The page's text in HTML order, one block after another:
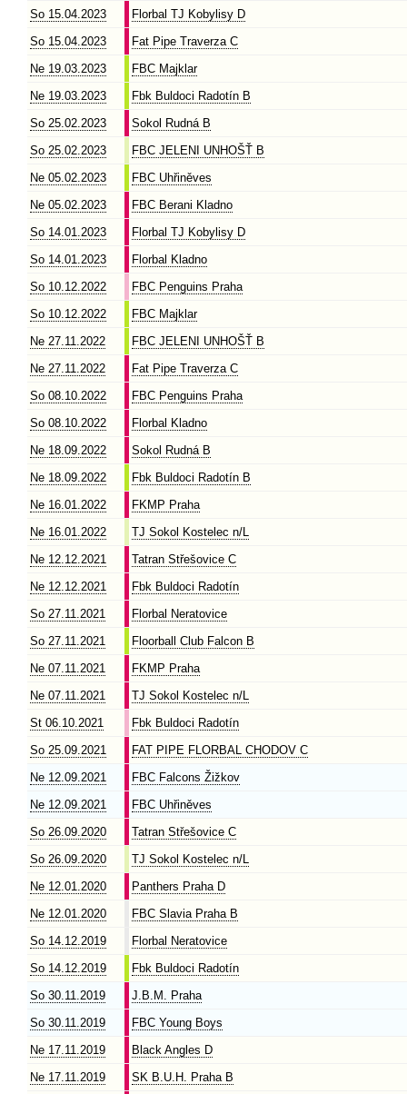
So 15.04.2023
Florbal TJ Kobylisy D
So 15.04.2023
Fat Pipe Traverza C
Ne 19.03.2023
FBC Majklar
Ne 19.03.2023
Fbk Buldoci Radotín B
So 25.02.2023
Sokol Rudná B
So 25.02.2023
FBC JELENI UNHOŠŤ B
Ne 05.02.2023
FBC Uhřiněves
Ne 05.02.2023
FBC Berani Kladno
So 14.01.2023
Florbal TJ Kobylisy D
So 14.01.2023
Florbal Kladno
So 10.12.2022
FBC Penguins Praha
So 10.12.2022
FBC Majklar
Ne 27.11.2022
FBC JELENI UNHOŠŤ B
Ne 27.11.2022
Fat Pipe Traverza C
So 08.10.2022
FBC Penguins Praha
So 08.10.2022
Florbal Kladno
Ne 18.09.2022
Sokol Rudná B
Ne 18.09.2022
Fbk Buldoci Radotín B
Ne 16.01.2022
FKMP Praha
Ne 16.01.2022
TJ Sokol Kostelec n/L
Ne 12.12.2021
Tatran Střešovice C
Ne 12.12.2021
Fbk Buldoci Radotín
So 27.11.2021
Florbal Neratovice
So 27.11.2021
Floorball Club Falcon B
Ne 07.11.2021
FKMP Praha
Ne 07.11.2021
TJ Sokol Kostelec n/L
St 06.10.2021
Fbk Buldoci Radotín
So 25.09.2021
FAT PIPE FLORBAL CHODOV C
Ne 12.09.2021
FBC Falcons Žižkov
Ne 12.09.2021
FBC Uhřiněves
So 26.09.2020
Tatran Střešovice C
So 26.09.2020
TJ Sokol Kostelec n/L
Ne 12.01.2020
Panthers Praha D
Ne 12.01.2020
FBC Slavia Praha B
So 14.12.2019
Florbal Neratovice
So 14.12.2019
Fbk Buldoci Radotín
So 30.11.2019
J.B.M. Praha
So 30.11.2019
FBC Young Boys
Ne 17.11.2019
Black Angles D
Ne 17.11.2019
SK B.U.H. Praha B